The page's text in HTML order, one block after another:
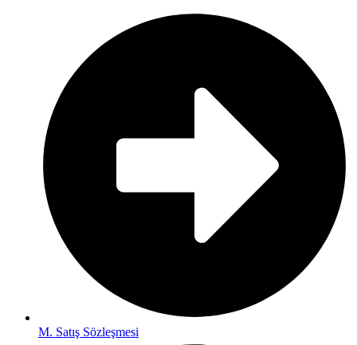
M. Satış Sözleşmesi